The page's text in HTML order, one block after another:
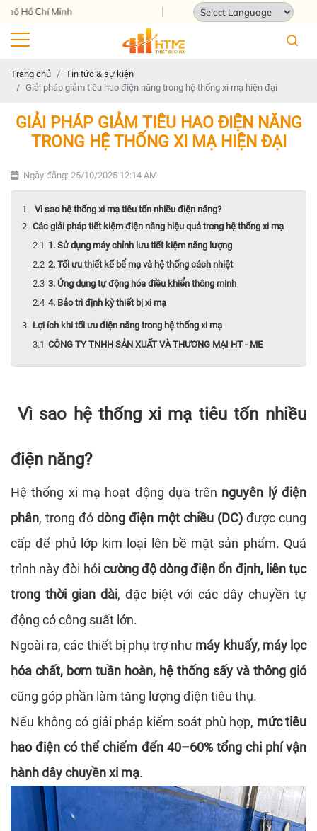
Chí Minh
Trang chủ
Tin tức & sự kiện
Giải pháp giảm tiêu hao điện năng trong hệ thống xi mạ hiện đại
GIẢI PHÁP GIẢM TIÊU HAO ĐIỆN NĂNG
TRONG HỆ THỐNG XI MẠ HIỆN ĐẠI
Ngày đăng: 25/10/2025 12:14 AM
Vì sao hệ thống xi mạ tiêu tốn nhiều điện năng?
Các giải pháp tiết kiệm điện năng hiệu quả trong hệ thống xi mạ
1. Sử dụng máy chỉnh lưu tiết kiệm năng lượng
2. Tối ưu thiết kế bể mạ và hệ thống cách nhiệt
3. Ứng dụng tự động hóa điều khiển thông minh
4. Bảo trì định kỳ thiết bị xi mạ
Lợi ích khi tối ưu điện năng trong hệ thống xi mạ
CÔNG TY TNHH SẢN XUẤT VÀ THƯƠNG MẠI HT - ME
Vì sao hệ thống xi mạ tiêu tốn nhiều
điện năng?
Hệ thống xi mạ hoạt động dựa trên nguyên lý điện
phân, trong đó dòng điện một chiều (DC) được cung
cấp để phủ lớp kim loại lên bề mặt sản phẩm. Quá
trình này đòi hỏi cường độ dòng điện ổn định, liên tục
trong thời gian dài, đặc biệt với các dây chuyền tự
động có công suất lớn.
Ngoài ra, các thiết bị phụ trợ nhưmáy khuấy, máy lọc
hóa chất, bơm tuần hoàn, hệ thống sấy và thông gió
cũng góp phần làm tăng lượng điện tiêu thụ.
Nếu không có giải pháp kiểm soát phù hợp, mức tiêu
hao điện có thể chiếm đến 40–60% tổng chi phí vận
hành dây chuyền xi mạ.